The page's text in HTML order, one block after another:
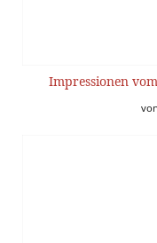
Impressionen
von